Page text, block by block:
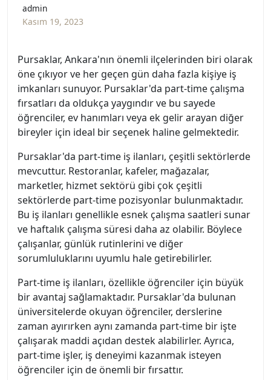
admin
Kasım 19, 2023
Pursaklar, Ankara'nın önemli ilçelerinden biri olarak
öne çıkıyor ve her geçen gün daha fazla kişiye iş
imkanları sunuyor. Pursaklar'da part-time çalışma
fırsatları da oldukça yaygındır ve bu sayede
öğrenciler, ev hanımları veya ek gelir arayan diğer
bireyler için ideal bir seçenek haline gelmektedir.
Pursaklar'da part-time iş ilanları, çeşitli sektörlerde
mevcuttur. Restoranlar, kafeler, mağazalar,
marketler, hizmet sektörü gibi çok çeşitli
sektörlerde part-time pozisyonlar bulunmaktadır.
Bu iş ilanları genellikle esnek çalışma saatleri sunar
ve haftalık çalışma süresi daha az olabilir. Böylece
çalışanlar, günlük rutinlerini ve diğer
sorumluluklarını uyumlu hale getirebilirler.
Part-time iş ilanları, özellikle öğrenciler için büyük
bir avantaj sağlamaktadır. Pursaklar'da bulunan
üniversitelerde okuyan öğrenciler, derslerine
zaman ayırırken aynı zamanda part-time bir işte
çalışarak maddi açıdan destek alabilirler. Ayrıca,
part-time işler, iş deneyimi kazanmak isteyen
öğrenciler için de önemli bir fırsattır.